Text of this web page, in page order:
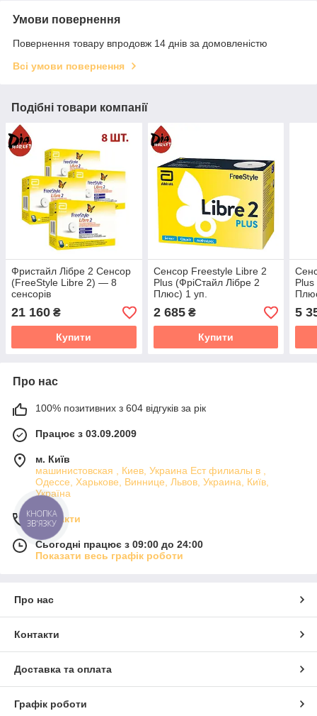
Умови повернення
Повернення товару впродовж 14 днів за домовленістю
Всі умови повернення
Подібні товари компанії
Фристайл Лібре 2 Сенсор
(FreeStyle Libre 2) — 8
сенсорів
21 160 ₴
Купити
Сенсор Freestyle Libre 2
Plus (ФріСтайл Лібре 2
Плюс) 1 уп.
2 685₴
Купити
Plus
5
Про нас
100% позитивних з 604 відгуків за рік
Працює з 03.09.2009
м. Київ
машинистовская , Киев, Украина Ест филиалы в ,
Одессе, Харькове, Виннице, Львов, Украина, Київ,
Україна
Контакти
Сьогодні працює з 09:00 до 24:00
Показати весь графік роботи
Про нас
Контакти
Доставка та оплата
Графік роботи
КНОПКА
ЗВ'ЯЗКУ